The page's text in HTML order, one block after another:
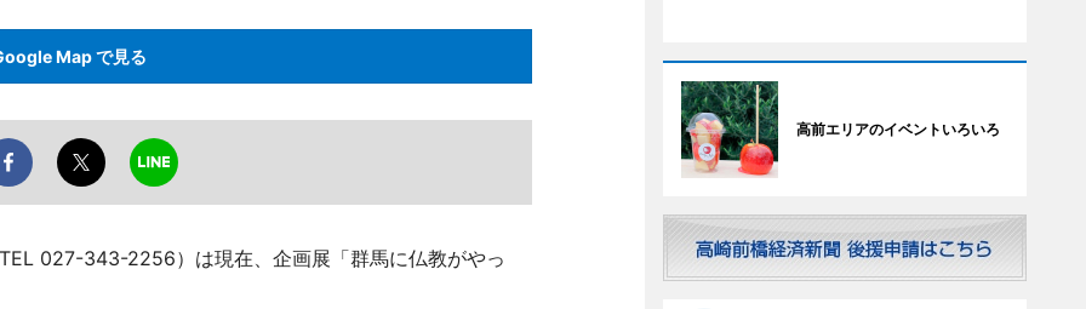
Map で見る
027-343-2256）は現在、企画展「群馬に仏教がやっ
高前エリアのイベントいろいろ